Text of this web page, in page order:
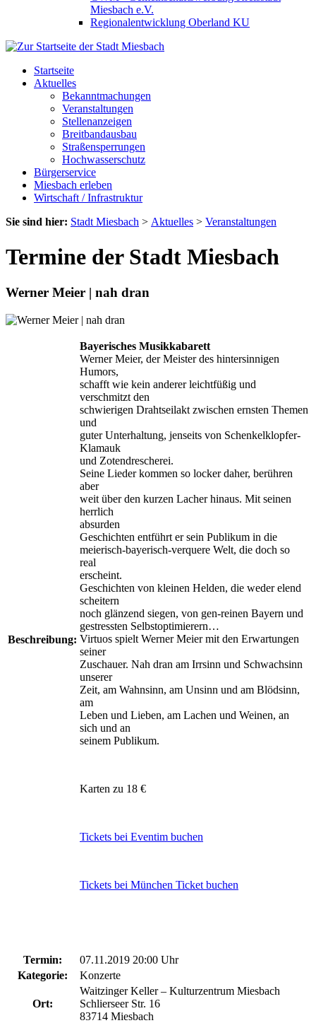
Miesbach e.V.
Regionalentwicklung Oberland KU
Startseite
Aktuelles
Bekanntmachungen
Veranstaltungen
Stellenanzeigen
Breitbandausbau
Straßensperrungen
Hochwasserschutz
Bürgerservice
Miesbach erleben
Wirtschaft / Infrastruktur
Sie sind hier: Stadt Miesbach > Aktuelles > Veranstaltungen
Termine der Stadt Miesbach
Werner Meier | nah dran
Beschreibung:
Bayerisches Musikkabarett
Werner Meier, der Meister des hintersinnigen
Humors,
schafft wie kein anderer leichtfüßig und
verschmitzt den
schwierigen Drahtseilakt zwischen ernsten Themen
und
guter Unterhaltung, jenseits von Schenkelklopfer-
Klamauk
und Zotendrescherei.
Seine Lieder kommen so locker daher, berühren
aber
weit über den kurzen Lacher hinaus. Mit seinen
herrlich
absurden
Geschichten entführt er sein Publikum in die
meierisch-bayerisch-verquere Welt, die doch so
real
erscheint.
Geschichten von kleinen Helden, die weder elend
scheitern
noch glänzend siegen, von gen-reinen Bayern und
gestressten Selbstoptimierern…
Virtuos spielt Werner Meier mit den Erwartungen
seiner
Zuschauer. Nah dran am Irrsinn und Schwachsinn
unserer
Zeit, am Wahnsinn, am Unsinn und am Blödsinn,
am
Leben und Lieben, am Lachen und Weinen, an
sich und an
seinem Publikum.
Karten zu 18 €
Tickets bei Eventim buchen
Tickets bei München Ticket buchen
Termin:
07.11.2019 20:00 Uhr
Kategorie:
Konzerte
Ort:
Waitzinger Keller – Kulturzentrum Miesbach
Schlierseer Str. 16
83714 Miesbach